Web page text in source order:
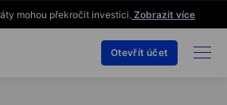
mohou překročit investici. Zobrazit více
Otevřít účet